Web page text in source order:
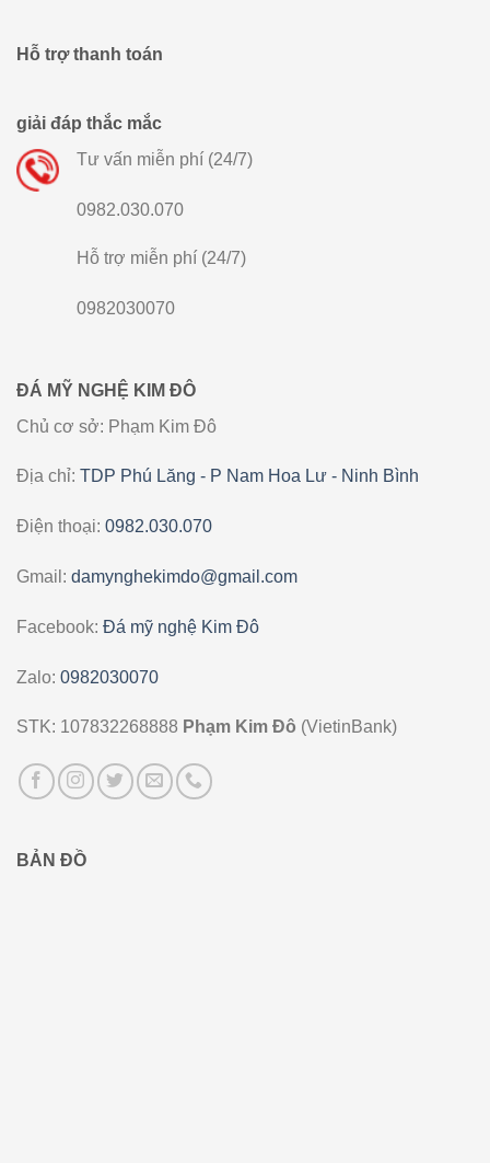
Hỗ trợ thanh toán
giải đáp thắc mắc
Tư vấn miễn phí (24/7)
0982.030.070
Hỗ trợ miễn phí (24/7)
0982030070
ĐÁ MỸ NGHỆ KIM ĐÔ
Chủ cơ sở: Phạm Kim Đô
Địa chỉ: TDP Phú Lăng - P Nam Hoa Lư - Ninh Bình
Điện thoại: 0982.030.070
Gmail: damynghekimdo@gmail.com
Facebook: Đá mỹ nghệ Kim Đô
Zalo: 0982030070
STK: 107832268888 Phạm Kim Đô (VietinBank)
BẢN ĐỒ